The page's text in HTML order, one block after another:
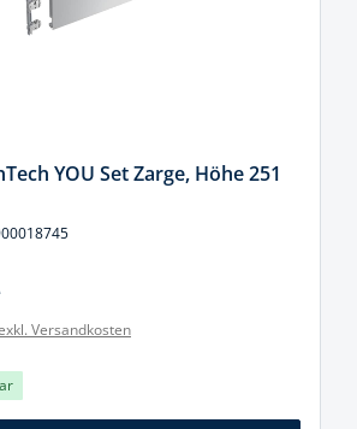
YOU Set Zarge, Höhe 251
Versandkosten